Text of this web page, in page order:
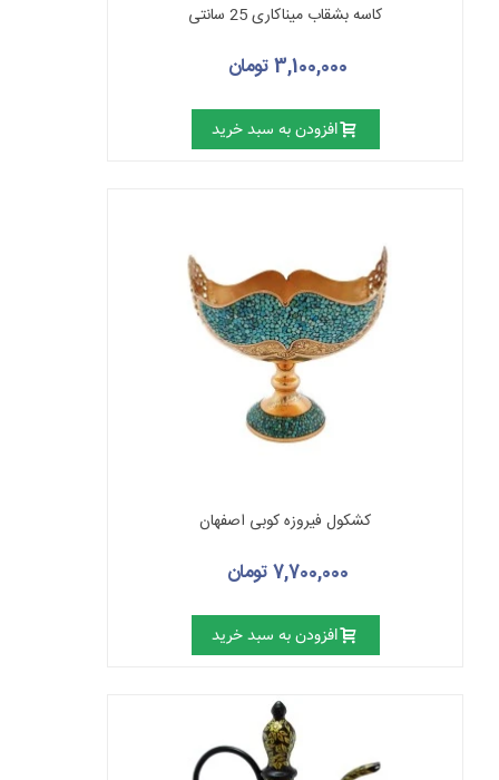
کاسه بشقاب میناکاری 25 سانتی
3,100,000 تومان
افزودن به سبد خرید
کشکول فیروزه کوبی اصفهان
7,700,000 تومان
افزودن به سبد خرید